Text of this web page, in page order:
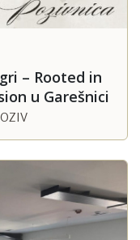
– Rooted in
u Garešnici